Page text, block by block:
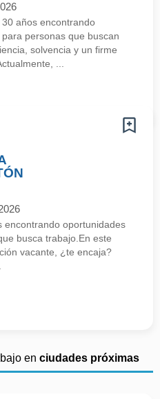
años encontrando
personas que buscan
solvencia y un firme
...
encontrando oportunidades
busca trabajo.En este
vacante, ¿te encaja?
en ciudades próximas